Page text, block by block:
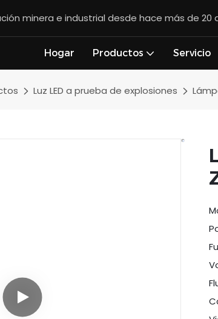
minera e industrial desde hace más de 20
Hogar Productos Servicio
Luz LED a prueba de explosiones